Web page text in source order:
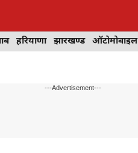
हरियाणा झारखण्ड ऑटोमोबाइल
---Advertisement---